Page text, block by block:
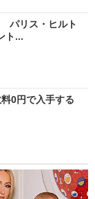
パリス・ヒルト
ト...
0円で入手する